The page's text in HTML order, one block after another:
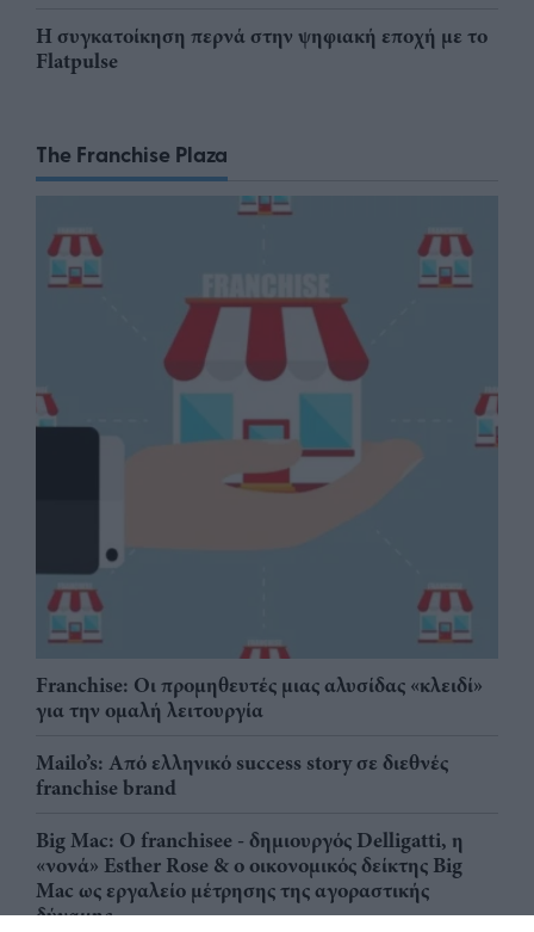
Η συγκατοίκηση περνά στην ψηφιακή εποχή με το
Flatpulse
The Franchise Plaza
Franchise: Οι προμηθευτές μιας αλυσίδας «κλειδί»
για την ομαλή λειτουργία
Mailo’s: Από ελληνικό success story σε διεθνές
franchise brand
Big Mac: Ο franchisee - δημιουργός Delligatti, η
«νονά» Esther Rose & ο οικονομικός δείκτης Big
Mac ως εργαλείο μέτρησης της αγοραστικής
δύναμης